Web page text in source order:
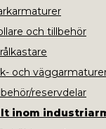
och tillbehör
och
reservdelar
inom